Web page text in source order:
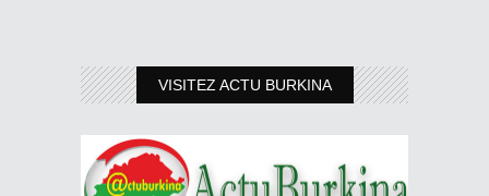
VISITEZ ACTU BURKINA